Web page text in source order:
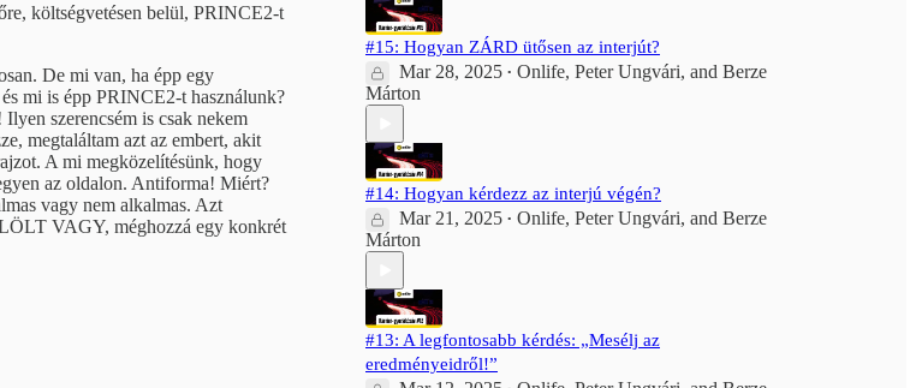
költségvetésen belül, PRINCE2-t
De mi van, ha épp egy
mi is épp PRINCE2-t használunk?
szerencsém is csak nekem
megtaláltam azt az embert, akit
A mi megközelítésünk, hogy
az oldalon. Antiforma! Miért?
vagy nem alkalmas. Azt
VAGY, méghozzá egy konkrét
#15: Hogyan ZÁRD ütősen az interjút?
Mar 28, 2025 • Onlife, Peter Ungvári, and Berze
Márton
#14: Hogyan kérdezz az interjú végén?
Mar 21, 2025 • Onlife, Peter Ungvári, and Berze
Márton
#13: A legfontosabb kérdés: „Mesélj az
eredményeidről!”